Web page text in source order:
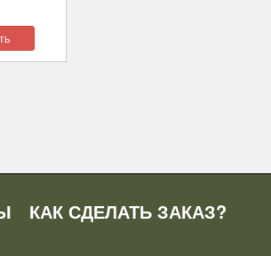
КАК СДЕЛАТЬ ЗАКАЗ?